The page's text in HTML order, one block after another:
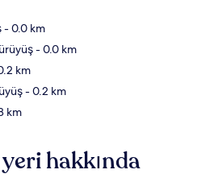
- 0.0 km
- 0.0 km
km
- 0.2 km
km
hakkında